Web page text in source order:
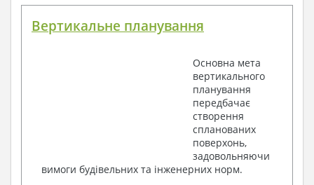
Вертикальне планування
Основна мета
вертикального
планування
передбачає
створення
спланованих
поверхонь,
задовольняючи
вимоги будівельних та інженерних норм.